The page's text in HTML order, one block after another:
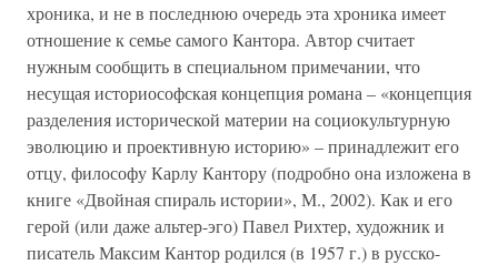
хроника, и не в последнюю очередь эта хроника имеет
отношение к семье самого Кантора. Автор считает
нужным сообщить в специальном примечании, что
несущая историософская концепция романа – «концепция
разделения исторической материи на социокультурную
эволюцию и проективную историю» – принадлежит его
отцу, философу Карлу Кантору (подробно она изложена в
книге «Двойная спираль истории», М., 2002). Как и его
герой (или даже альтер-эго) Павел Рихтер, художник и
писатель Максим Кантор родился (в 1957 г.) в русско-